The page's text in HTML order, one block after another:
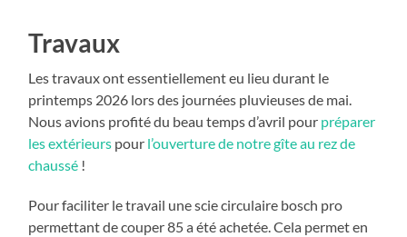
Travaux
Les travaux ont essentiellement eu lieu durant le
printemps 2026 lors des journées pluvieuses de mai.
Nous avions profité du beau temps d’avril pour préparer
les extérieurs pour l’ouverture de notre gîte au rez de
chaussé !
Pour faciliter le travail une scie circulaire bosch pro
permettant de couper 85 a été achetée. Cela permet en